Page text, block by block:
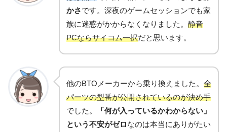
かさです。深夜のゲームセッションでも家
族に迷惑がかからなくなりました。 静音
PCならサイコム一択だと思います。
他のBTOメーカーから乗り換えました。 全
パーツの型番が公開されているのが決め手
でした。
「何が入っているかわからない」
という不安がゼロなのは本当にありがたい